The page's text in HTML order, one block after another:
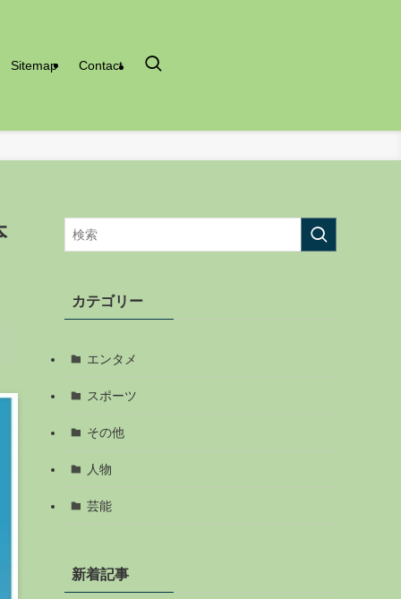
Sitemap Contact
カテゴリー
エンタメ
スポーツ
その他
人物
芸能
新着記事